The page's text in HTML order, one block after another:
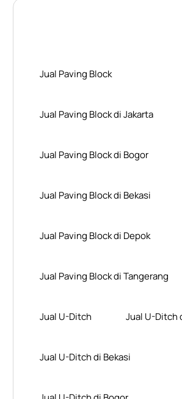
Jual Paving Block
Jual Paving Block di Jakarta
Jual Paving Block di Bogor
Jual Paving Block di Bekasi
Jual Paving Block di Depok
Jual Paving Block di Tangerang
Jual U-Ditch Jual U-Ditch
Jual U-Ditch di Bekasi